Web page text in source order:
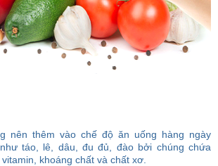
nên thêm vào chế độ ăn uống hàng ngày
táo, lê, dâu, đu đủ, đào bởi chúng chứa
khoáng chất và chất xơ.